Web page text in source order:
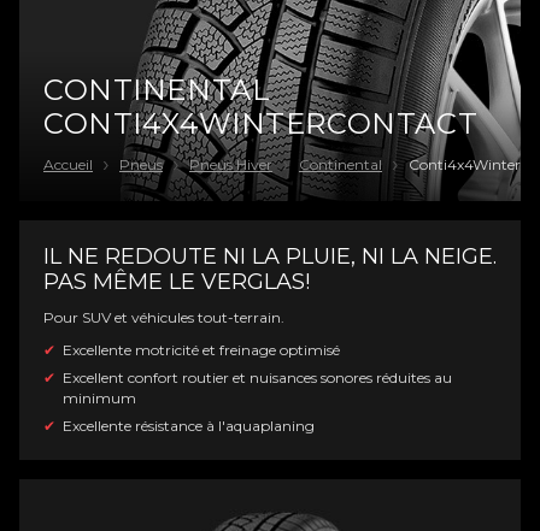
CONTINENTAL
CONTI4X4WINTERCONTACT
Accueil Pneus Pneus Hiver Continental
IL NE REDOUTE NI LA PLUIE, NI LA NEIGE.
PAS MÊME LE VERGLAS!
Pour SUV et véhicules tout-terrain.
Excellente motricité et freinage optimisé
Excellent confort routier et nuisances sonores réduites au
minimum
Excellente résistance à l'aquaplaning